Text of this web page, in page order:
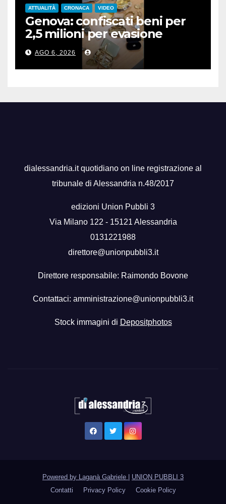
ATTUALITÀ CRONACA VIDEO
Genova: confiscati beni per
2,5 milioni per evasione
fiscale
AGO 6, 2026
dialessandria.it quotidiano on line registrazione al
tribunale di Alessandria n.48/2017
edizioni Union Pubbli 3
Via Milano 122 - 15121 Alessandria
0131221988
direttore@unionpubbli3.it
Direttore responsabile: Raimondo Bovone
Contattaci: amministrazione@unionpubbli3.it
Stock immagini di Depositphotos
Powered by Laganà Gabriele
UNION PUBBLI 3
Contatti
Privacy Policy Cookie Policy